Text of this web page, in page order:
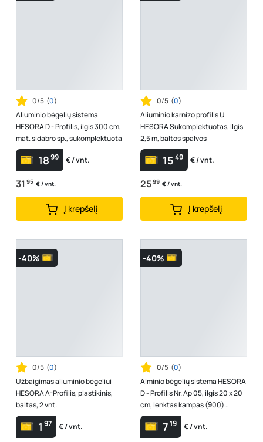
0/5 (0)
Aliuminio bėgelių sistema
HESORA D - Profilis, ilgis 300 cm,
mat. sidabro sp., sukomplektuota
1899 € / vnt.
31 95 € / vnt.
Į krepšelį
0/5 (0)
Aliuminio karnizo profilis U
HESORA Sukomplektuotas, Ilgis
2,5 m, baltos spalvos
1549 € / vnt.
2599 € / vnt.
Į krepšelį
-40%
0/5 (0)
Užbaigimas aliuminio bėgeliui
HESORA A-Profilis, plastikinis,
baltas, 2 vnt.
1 97 € / vnt.
-40%
0/5 (0)
Alminio bėgelių sistema HESORA
D - Profilis Nr. Ap 05, ilgis 20 x 20
cm, lenktas kampas (900)
universalus, mat. aukso sp...
719 € / vnt.